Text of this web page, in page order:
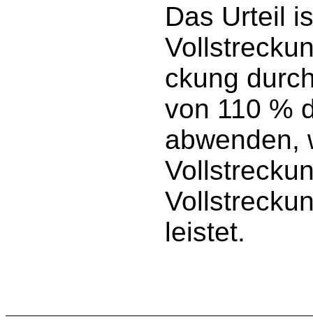
Das Urteil
ckung
von 110 %
abwenden,
leistet.